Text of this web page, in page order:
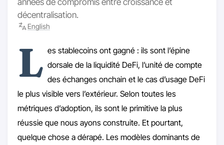
décentralisation.
English
L es stablecoins ont gagné : ils sont l’épine
dorsale de la liquidité DeFi, l’unité de compte
des échanges onchain et le cas d’usage DeFi
le plus visible vers l’extérieur. Selon toutes les
métriques d’adoption, ils sont le primitive la plus
réussie que nous ayons construite. Et pourtant,
quelque chose a dérapé. Les modèles dominants de